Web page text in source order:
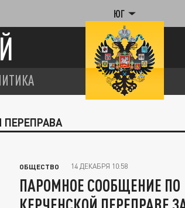
ЮГ
ПЕРЕПРАВА
ОБЩЕСТВО 14 ДЕКАБРЯ 10:58
ПАРОМНОЕ СООБЩЕНИЕ ПО